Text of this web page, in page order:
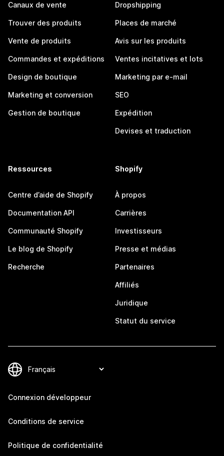
Canaux de vente
Trouver des produits
Vente de produits
Commandes et expéditions
Design de boutique
Marketing et conversion
Gestion de boutique
Dropshipping
Places de marché
Avis sur les produits
Ventes incitatives et lots
Marketing par e-mail
SEO
Expédition
Devises et traduction
Ressources
Centre d’aide de Shopify
Documentation API
Communauté Shopify
Le blog de Shopify
Recherche
Shopify
À propos
Carrières
Investisseurs
Presse et médias
Partenaires
Affiliés
Juridique
Statut du service
Connexion développeur
Conditions de service
Politique de confidentialité